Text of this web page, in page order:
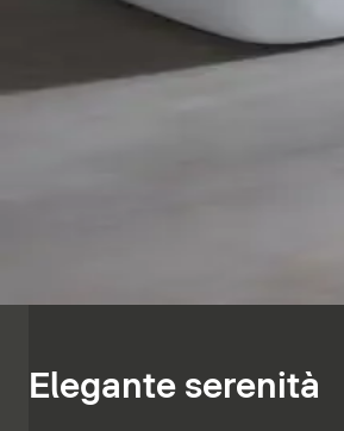
Elegante serenità